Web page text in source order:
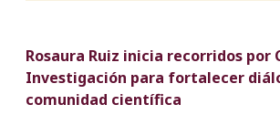
Rosaura Ruiz inicia recorridos por
Investigación para fortalecer
comunidad científica